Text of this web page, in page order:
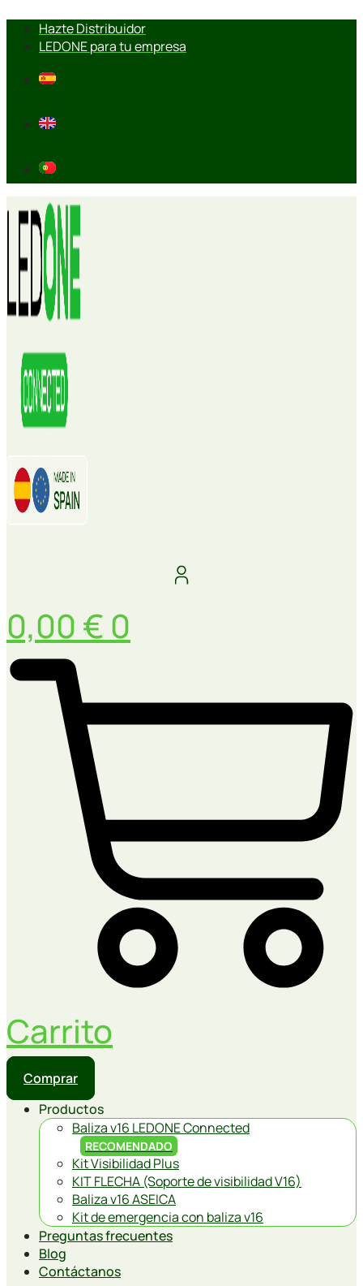
contenido
Hazte Distribuidor
LEDONE para tu empresa
0,00 € 0
Carrito
Comprar
Productos
Baliza v16 LEDONE Connected
RECOMENDADO
Kit Visibilidad Plus
KIT FLECHA (Soporte de visibilidad V16)
Baliza v16 ASEICA
Kit de emergencia con baliza v16
Preguntas frecuentes
Blog
Contáctanos